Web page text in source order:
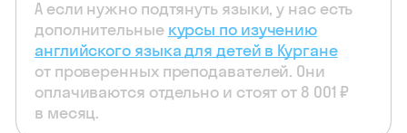
А если нужно подтянуть языки, у нас есть
дополнительные курсы по изучению
английского языка для детей в Кургане
от проверенных преподавателей. Они
оплачиваются отдельно и стоят от 8 001 ₽
в месяц.